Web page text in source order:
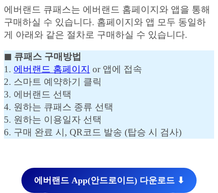
에버랜드 큐패스는 에버랜드 홈페이지와 앱을 통해
구매하실 수 있습니다. 홈페이지와 앱 모두 동일하
게 아래와 같은 절차로 구매하실 수 있습니다.
◼︎ 큐패스 구매방법
1. 에버랜드 홈페이지 or 앱에 접속
2. 스마트 예약하기 클릭
3. 에버랜드 선택
4. 원하는 큐패스 종류 선택
5. 원하는 이용일자 선택
6. 구매 완료 시, QR코드 발송 (탑승 시 검사)
에버랜드 App(안드로이드) 다운로드 ⬇︎